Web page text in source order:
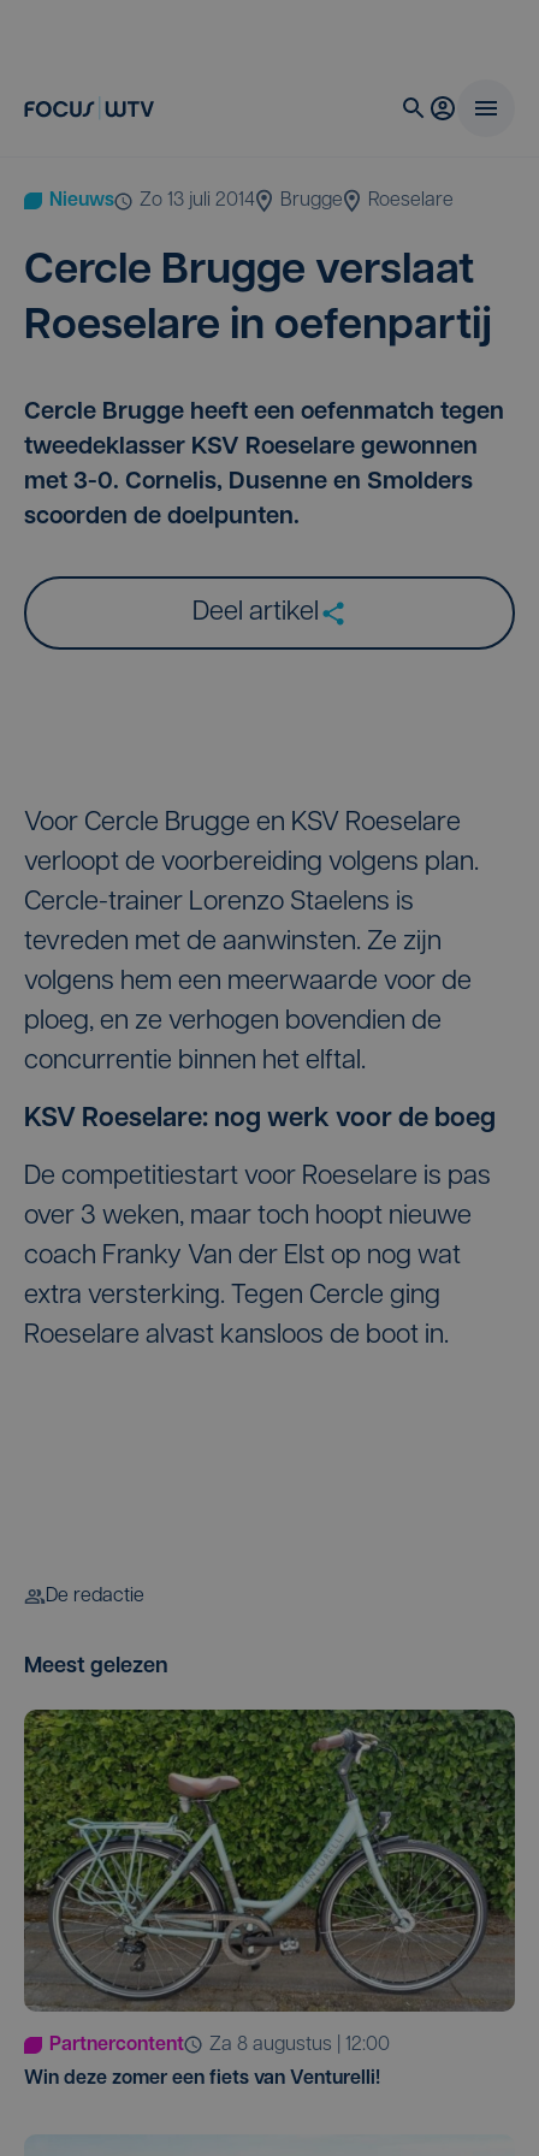
Nieuws zo 13 juli 2014 Brugge Roeselare
Cer­cle Brug­ge ver­slaat
Roe­se­la­re in oefenpartij
Cercle Brugge heeft een oefenmatch tegen
tweedeklasser KSV Roeselare gewonnen
met 3-0. Cornelis, Dusenne en Smolders
scoorden de doelpunten.
Deel artikel
Voor Cercle Brugge en KSV Roeselare
verloopt de voorbereiding volgens plan.
Cercle-trainer Lorenzo Staelens is
tevreden met de aanwinsten. Ze zijn
volgens hem een meerwaarde voor de
ploeg, en ze verhogen bovendien de
concurrentie binnen het elftal.
KSV Roeselare: nog werk voor de boeg
De competitiestart voor Roeselare is pas
over 3 weken, maar toch hoopt nieuwe
coach Franky Van der Elst op nog wat
extra versterking. Tegen Cercle ging
Roeselare alvast kansloos de boot in.
De redactie
Meest gelezen
Partnercontent
za 8 augustus | 12:00
Win deze zomer een fiets van Venturelli!